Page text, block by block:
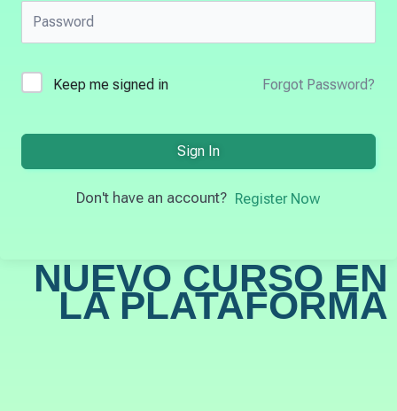
Keep me signed in Forgot Password?
Sign In
Don't have an account? Register Now
NUEVO CURSO EN
LA PLATAFORMA